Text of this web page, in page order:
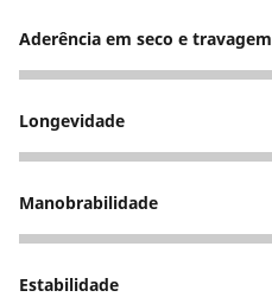
Aderência em seco e travagem
5
Longevidade
5
Manobrabilidade
5
Estabilidade